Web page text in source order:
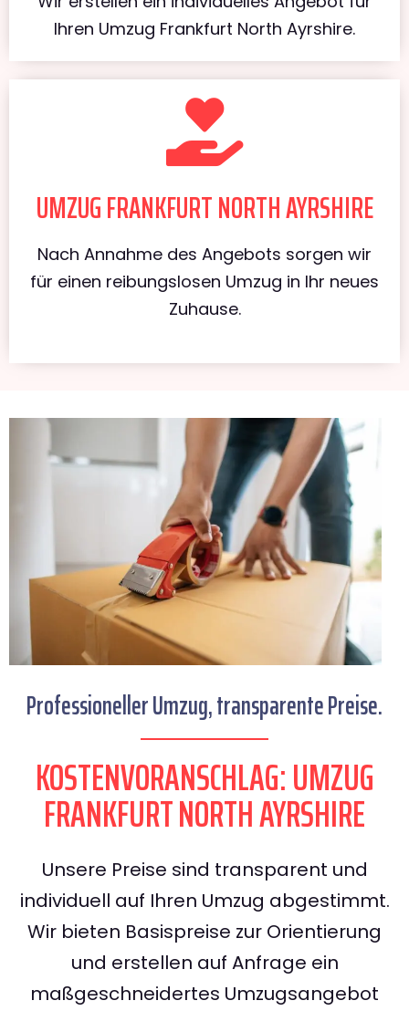
Ihren Umzug Frankfurt North Ayrshire.
UMZUG FRANKFURT NORTH AYRSHIRE
Nach Annahme des Angebots sorgen wir
für einen reibungslosen Umzug in Ihr neues
Zuhause.
Professioneller Umzug, transparente Preise.
KOSTENVORANSCHLAG: UMZUG
FRANKFURT NORTH AYRSHIRE
Unsere Preise sind transparent und
individuell auf Ihren Umzug abgestimmt.
Wir bieten Basispreise zur Orientierung
und erstellen auf Anfrage ein
maßgeschneidertes Umzugsangebot